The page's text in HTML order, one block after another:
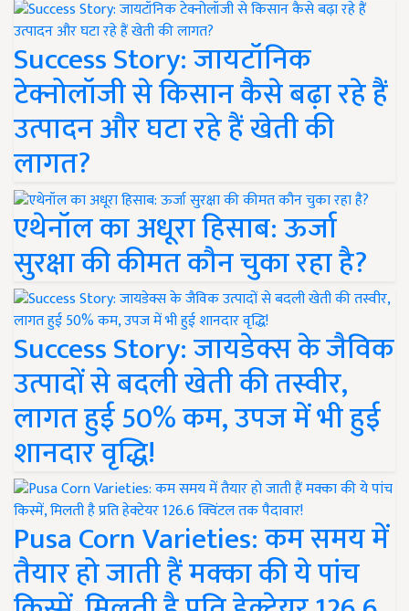
Success Story: जायटॉनिक
टेक्नोलॉजी से किसान कैसे बढ़ा रहे हैं
उत्पादन और घटा रहे हैं खेती की
लागत?
एथेनॉल का अधूरा हिसाब: ऊर्जा
सुरक्षा की कीमत कौन चुका रहा है?
Success Story: जायडेक्स के जैविक
उत्पादों से बदली खेती की तस्वीर,
लागत हुई 50% कम, उपज में भी हुई
शानदार वृद्धि!
Pusa Corn Varieties: कम समय में
तैयार हो जाती हैं मक्का की ये पांच